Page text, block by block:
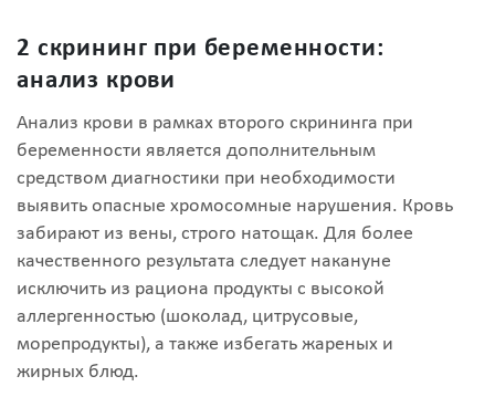
2 скрининг при беременности:
анализ крови
Анализ крови в рамках второго скрининга при
беременности является дополнительным
средством диагностики при необходимости
выявить опасные хромосомные нарушения. Кровь
забирают из вены, строго натощак. Для более
качественного результата следует накануне
исключить из рациона продукты с высокой
аллергенностью (шоколад, цитрусовые,
морепродукты), а также избегать жареных и
жирных блюд.